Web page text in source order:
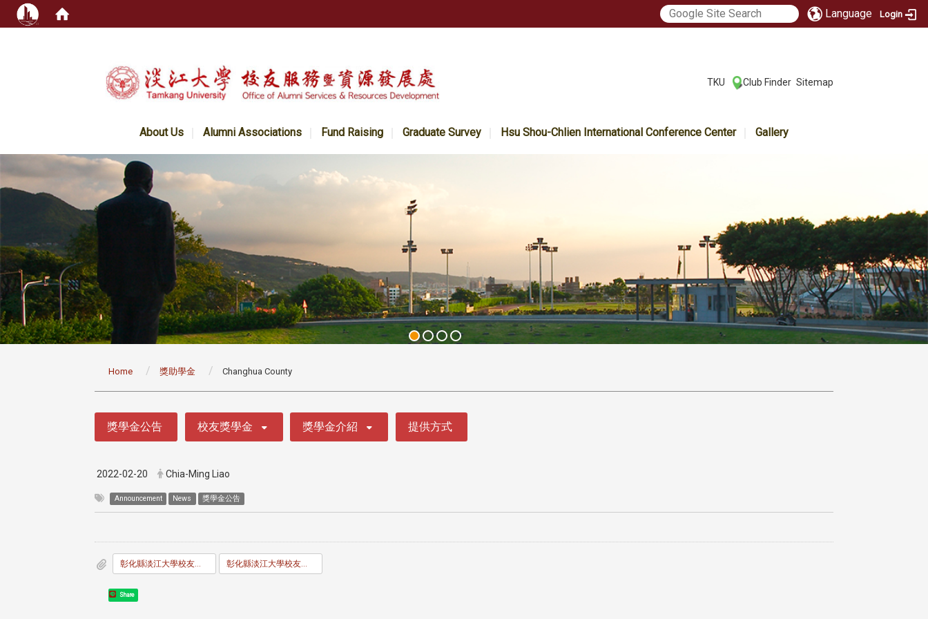
Language Login
TKU Club Finder Sitemap
About Us Alumni Associations Fund Raising Graduate Survey Hsu Shou-Chlien International Conference Center Gallery
Home 獎助學金 Changhua County
獎學金公告 校友獎學金 獎學金介紹 提供方式
2022-02-20 Chia-Ming Liao
Announcement News 獎學金公告
彰化縣淡江大學校友會校友獎助學金辦法.pdf 彰化縣淡江大學校友會校友獎助學金申請書.docx
Share